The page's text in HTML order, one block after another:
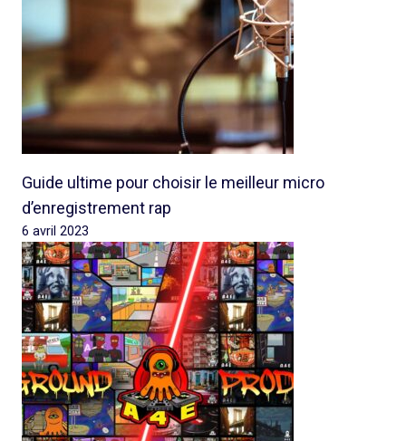
Guide ultime pour choisir le meilleur micro
d’enregistrement rap
6 avril 2023